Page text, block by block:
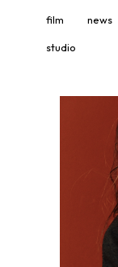
film news
studio